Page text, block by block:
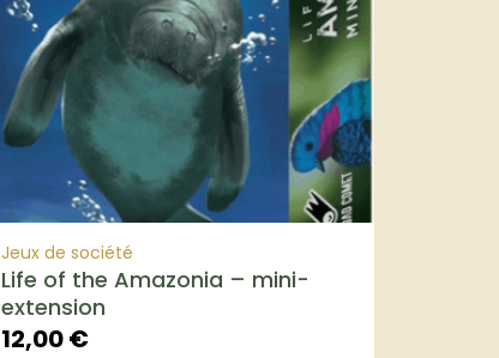
Jeux de société
Life of the Amazonia – mini-
extension
12,00€